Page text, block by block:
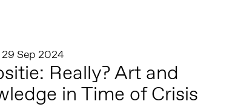
29 Sep 2024
Really? Art and
in Time of Crisis